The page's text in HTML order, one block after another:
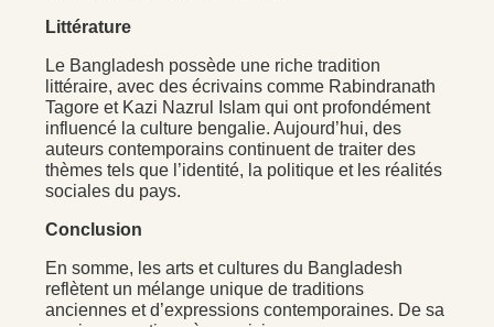
Littérature
Le Bangladesh possède une riche tradition
littéraire, avec des écrivains comme Rabindranath
Tagore et Kazi Nazrul Islam qui ont profondément
influencé la culture bengalie. Aujourd’hui, des
auteurs contemporains continuent de traiter des
thèmes tels que l’identité, la politique et les réalités
sociales du pays.
Conclusion
En somme, les arts et cultures du Bangladesh
reflètent un mélange unique de traditions
anciennes et d’expressions contemporaines. De sa